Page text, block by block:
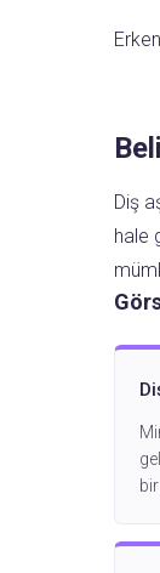
Diş
hale